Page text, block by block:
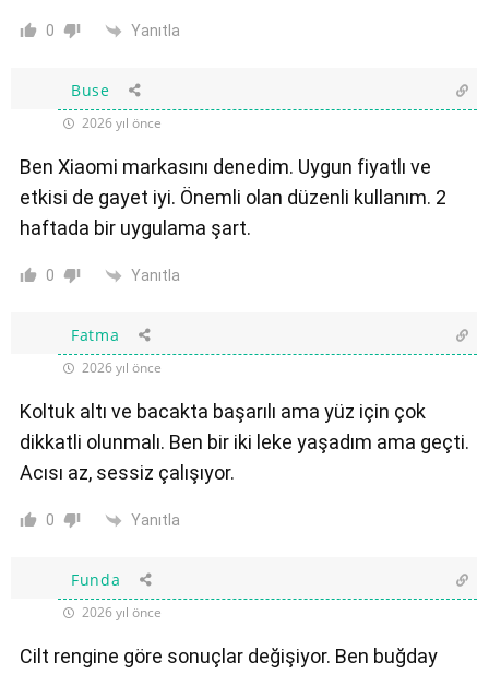
0 Yanıtla
Buse
2026 yıl önce
Ben Xiaomi markasını denedim. Uygun fiyatlı ve
etkisi de gayet iyi. Önemli olan düzenli kullanım. 2
haftada bir uygulama şart.
0 Yanıtla
Fatma
2026 yıl önce
Koltuk altı ve bacakta başarılı ama yüz için çok
dikkatli olunmalı. Ben bir iki leke yaşadım ama geçti.
Acısı az, sessiz çalışıyor.
0 Yanıtla
Funda
2026 yıl önce
Cilt rengine göre sonuçlar değişiyor. Ben buğday